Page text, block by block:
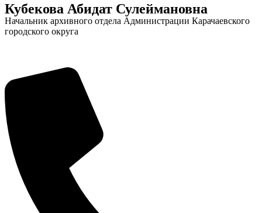
Кубекова Абидат Сулеймановна
Начальник архивного отдела Администрации Карачаевского
городского округа